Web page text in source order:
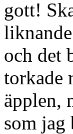
gott!
och det
torkade
äpplen,
som